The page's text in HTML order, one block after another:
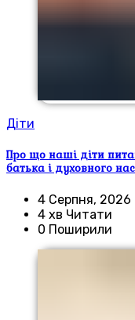
Діти
Про що наші діти
батька і духовного
4 Серпня, 2026
4 хв Читати
0 Поширили